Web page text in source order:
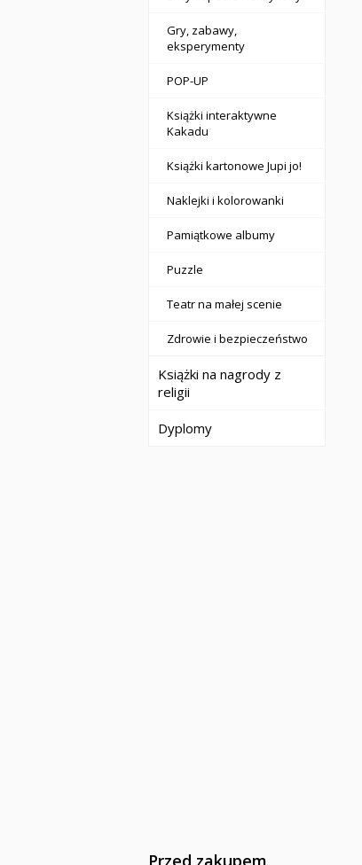
Gry, zabawy,
eksperymenty
POP-UP
Książki interaktywne
Kakadu
Książki kartonowe Jupi jo!
Naklejki i kolorowanki
Pamiątkowe albumy
Puzzle
Teatr na małej scenie
Zdrowie i bezpieczeństwo
Książki na nagrody z
religii
Dyplomy
Przed zakupem